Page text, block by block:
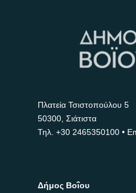
Πλατεία Τσιστοπούλου 5
50300, Σιάτιστα
Τηλ. +30 2465350100 •
Δήμος Βοΐου